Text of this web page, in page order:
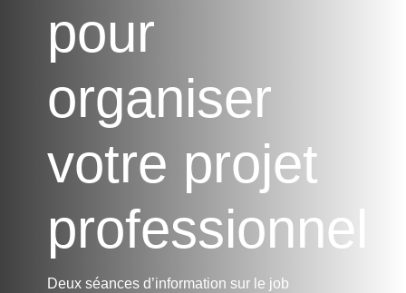
pour
organiser
votre projet
professionnel
Deux séances d’information sur le job